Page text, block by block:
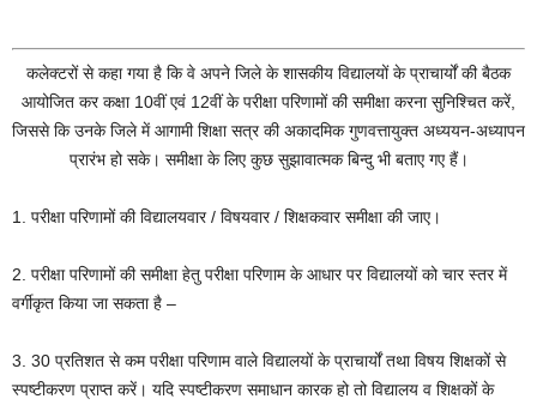
कलेक्टरों से कहा गया है कि वे अपने जिले के शासकीय विद्यालयों के प्राचार्यों की बैठक
आयोजित कर कक्षा 10वीं एवं 12वीं के परीक्षा परिणामों की समीक्षा करना सुनिश्चित करें,
जिससे कि उनके जिले में आगामी शिक्षा सत्र की अकादमिक गुणवत्तायुक्त अध्ययन-अध्यापन
प्रारंभ हो सके। समीक्षा के लिए कुछ सुझावात्मक बिन्दु भी बताए गए हैं।
1. परीक्षा परिणामों की विद्यालयवार / विषयवार / शिक्षकवार समीक्षा की जाए।
2. परीक्षा परिणामों की समीक्षा हेतु परीक्षा परिणाम के आधार पर विद्यालयों को चार स्तर में
वर्गीकृत किया जा सकता है –
3. 30 प्रतिशत से कम परीक्षा परिणाम वाले विद्यालयों के प्राचार्यों तथा विषय शिक्षकों से
स्पष्टीकरण प्राप्त करें। यदि स्पष्टीकरण समाधान कारक हो तो विद्यालय व शिक्षकों के